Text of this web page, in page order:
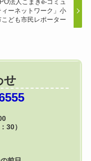
法人こまきe-コミュ
ィーネットワーク」小
こども市民レポーター
せ
30）